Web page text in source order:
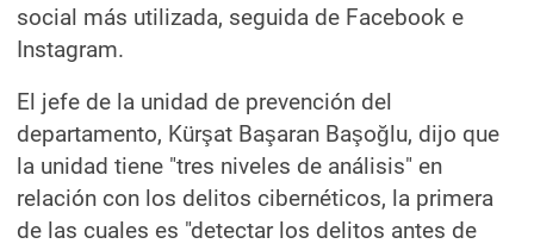
social más utilizada, seguida de Facebook e
Instagram.
El jefe de la unidad de prevención del
departamento, Kürşat Başaran Başoğlu, dijo que
la unidad tiene "tres niveles de análisis" en
relación con los delitos cibernéticos, la primera
de las cuales es "detectar los delitos antes de